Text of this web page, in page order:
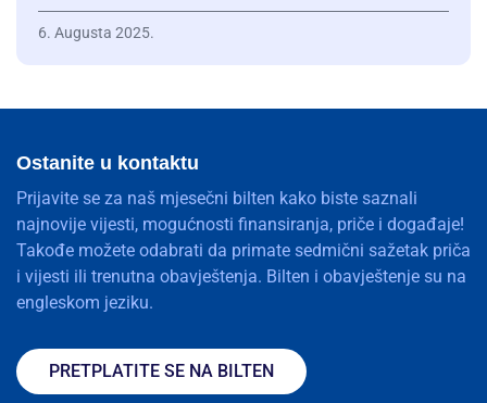
6. Augusta 2025.
Ostanite u kontaktu
Prijavite se za naš mjesečni bilten kako biste saznali
najnovije vijesti, mogućnosti finansiranja, priče i događaje!
Takođe možete odabrati da primate sedmični sažetak priča
i vijesti ili trenutna obavještenja. Bilten i obavještenje su na
engleskom jeziku.
PRETPLATITE SE NA BILTEN